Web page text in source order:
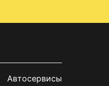
Автосервисы